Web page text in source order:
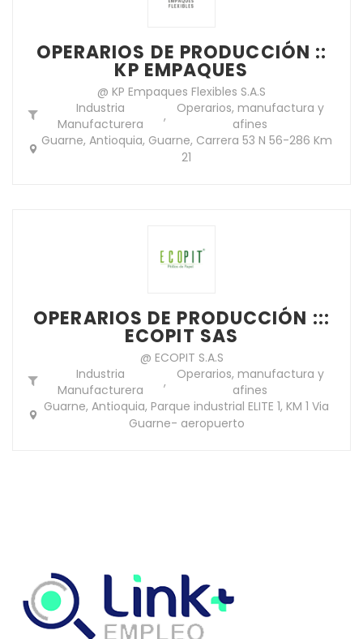
OPERARIOS DE PRODUCCIÓN ::
KP EMPAQUES
@ KP Empaques Flexibles S.A.S
Industria
Manufacturera
,
Operarios, manufactura y
afines
Guarne, Antioquia, Guarne, Carrera 53 N 56-286 Km
21
OPERARIOS DE PRODUCCIÓN :::
ECOPIT SAS
@ ECOPIT S.A.S
Industria
Manufacturera
,
Operarios, manufactura y
afines
Guarne, Antioquia, Parque industrial ELITE 1, KM 1 Via
Guarne- aeropuerto